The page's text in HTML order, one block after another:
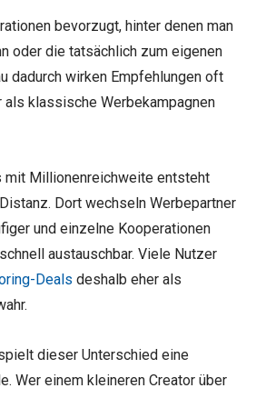
bevorzugt, hinter denen man
oder die tatsächlich zum eigenen
dadurch wirken Empfehlungen oft
klassische Werbekampagnen
mit Millionenreichweite entsteht
Dort wechseln Werbepartner
und einzelne Kooperationen
austauschbar. Viele Nutzer
Deals deshalb eher als
dieser Unterschied eine
Wer einem kleineren Creator über